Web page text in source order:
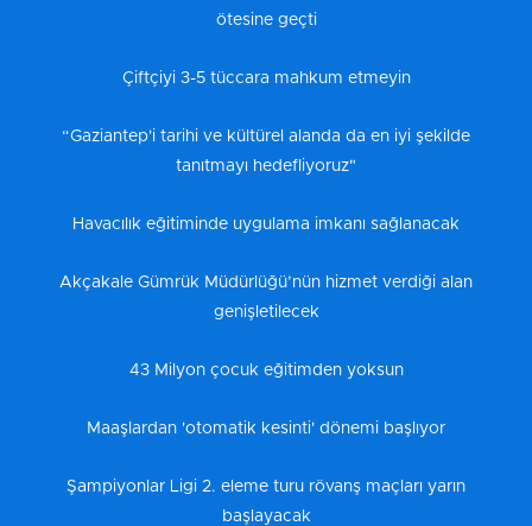
ötesine geçti
Çiftçiyi 3-5 tüccara mahkum etmeyin
“Gaziantep'i tarihi ve kültürel alanda da en iyi şekilde
tanıtmayı hedefliyoruz"
Havacılık eğitiminde uygulama imkanı sağlanacak
Akçakale Gümrük Müdürlüğü’nün hizmet verdiği alan
genişletilecek
43 Milyon çocuk eğitimden yoksun
Maaşlardan 'otomatik kesinti' dönemi başlıyor
Şampiyonlar Ligi 2. eleme turu rövanş maçları yarın
başlayacak